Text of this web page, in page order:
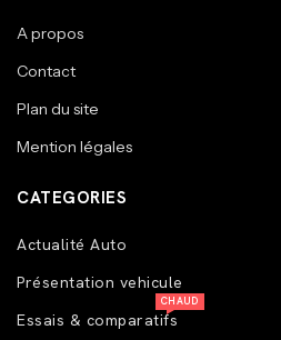
A propos
Contact
Plan du site
Mention légales
CATEGORIES
Actualité Auto
Présentation vehicule
Essais & comparatifs
CHAUD